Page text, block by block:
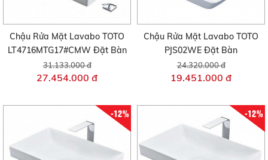
Chậu Rửa Mặt Lavabo TOTO
LT4716MTG17#CMW Đặt Bàn
31.133.000 đ
27.454.000 đ
Chậu Rửa Mặt Lavabo TOTO
PJS02WE Đặt Bàn
24.320.000 đ
19.451.000 đ
-12% -12%